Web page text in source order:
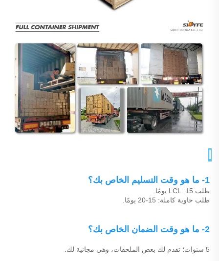
1- ما هو وقت التسليم الخاص بك؟
طلب LCL: 15 يومًا.
طلب حاوية كاملة: 15-20 يومًا.
2- ما هو وقت الضمان الخاص بك؟
5 سنوات؛ تقدم لك بعض الملحقات، وهي مجانية لك.